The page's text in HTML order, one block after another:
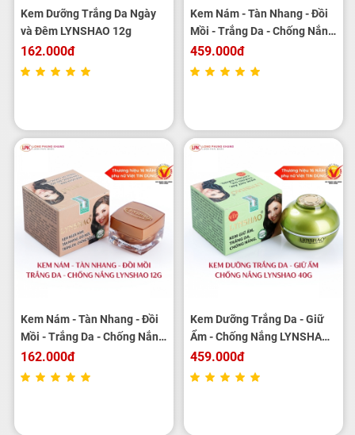
Kem Dưỡng Trắng Da Ngày
và Đêm LYNSHAO 12g
162.000đ
Kem Nám - Tàn Nhang - Đồi
Mồi - Trắng Da - Chống Nắng
LYNSHAO 40g
459.000đ
Kem Nám - Tàn Nhang - Đồi
Mồi - Trắng Da - Chống Nắng
LYNSHAO 12g
162.000đ
Kem Dưỡng Trắng Da - Giữ
Ẩm - Chống Nắng LYNSHAO
40g
459.000đ